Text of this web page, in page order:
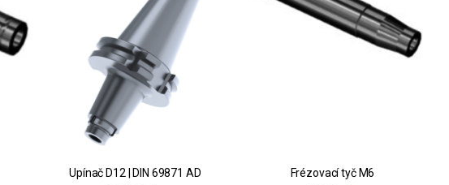
Upínač D12 | DIN 69871 AD Frézovací tyč M6